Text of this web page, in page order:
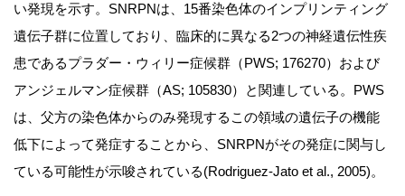
い発現を示す。SNRPNは、15番染色体のインプリンティング
遺伝子群に位置しており、臨床的に異なる2つの神経遺伝性疾
患であるプラダー・ウィリー症候群（PWS; 176270）および
アンジェルマン症候群（AS; 105830）と関連している。PWS
は、父方の染色体からのみ発現するこの領域の遺伝子の機能
低下によって発症することから、SNRPNがその発症に関与し
ている可能性が示唆されている(Rodriguez-Jato et al., 2005)。